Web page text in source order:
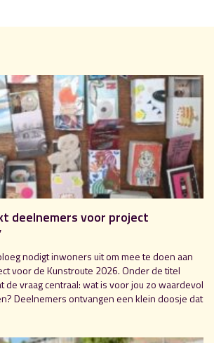
deelnemers voor project
nodigt inwoners uit om mee te doen aan
voor de Kunstroute 2026. Onder de titel
de vraag centraal: wat is voor jou zo waardevol
Deelnemers ontvangen een klein doosje dat